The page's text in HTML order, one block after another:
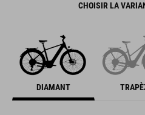
CHOISIR LA
DIAMANT